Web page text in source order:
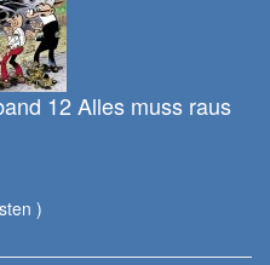
12 Alles muss raus
)